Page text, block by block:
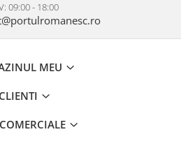
09:00 - 18:00
MEU
CLIENTI